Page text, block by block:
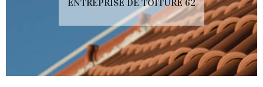
ENTREPRISE DE TOITURE 62